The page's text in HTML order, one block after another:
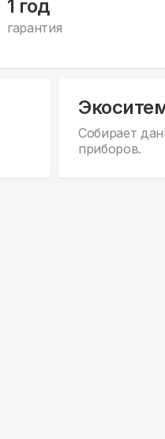
1 год
гарантия
Собирает
приборов.